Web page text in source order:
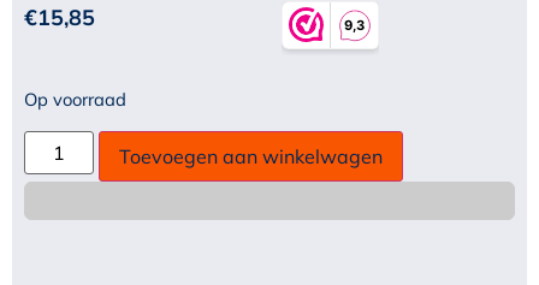
€15,85
Op voorraad
Toevoegen aan winkelwagen